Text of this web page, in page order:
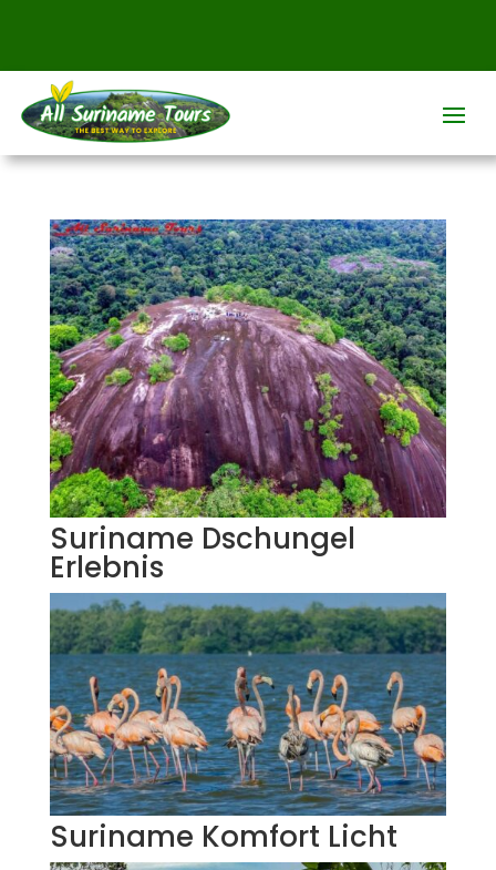
Suriname Dschungel
Erlebnis
Suriname Komfort Licht